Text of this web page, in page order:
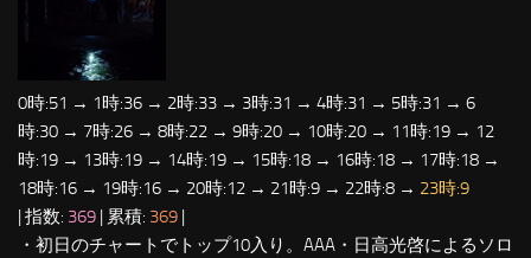
0時:51 → 1時:36 → 2時:33 → 3時:31 → 4時:31 → 5時:31 → 6
時:30 → 7時:26 → 8時:22 → 9時:20 → 10時:20 → 11時:19 → 12
時:19 → 13時:19 → 14時:19 → 15時:18 → 16時:18 → 17時:18 →
18時:16 → 19時:16 → 20時:12 → 21時:9 → 22時:8 → 23時:9
| 指数: 369 | 累積: 369 |
・初日のチャートでトップ10入り。AAA・日高光啓によるソロ